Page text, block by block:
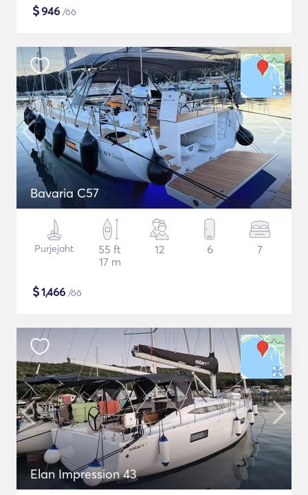
$946 /öö
Bavaria C57
Purjejaht
55 ft
17 m
12 6 7
$1,466 /öö
Elan Impression 43